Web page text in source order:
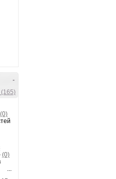
-
(165)
(0)
(0)
...